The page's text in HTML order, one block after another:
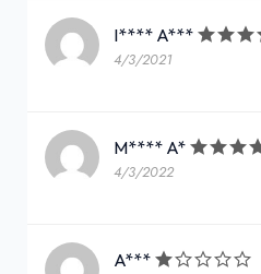
I**** A***
4/3/2021
M**** A*
4/3/2022
A***